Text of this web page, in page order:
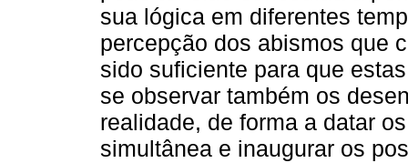
sua lógica em diferentes
percepção dos abismos que
sido suficiente para que
se observar também os
realidade, de forma a datar
simultânea e inaugurar os